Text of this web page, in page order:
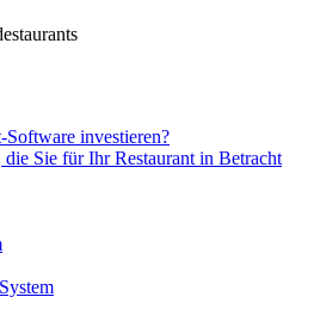
Software investieren?
die Sie für Ihr Restaurant in Betracht